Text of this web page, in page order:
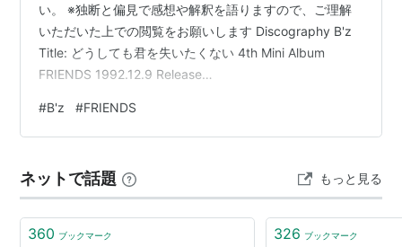
い。 ※独断と偏見で感想や解釈を語りますので、ご理解
いただいた上での閲覧をお願いします Discography B'z
Title: どうしても君を失いたくない 4th Mini Album
FRIENDS 1992.12.9 Release
志 Arrangement/Bass: 明石晶夫 Drums: 田中一光
Keyboards: 小野塚晃 Trumpet: 澤野博敬 Trombone: 野
#B'z #FRIENDS
ネットで話題 もっと見る
360 ブックマーク 326 ブックマーク